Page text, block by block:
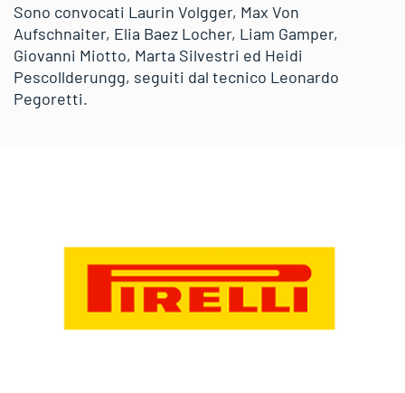
Sono convocati Laurin Volgger, Max Von
Aufschnaiter, Elia Baez Locher, Liam Gamper,
Giovanni Miotto, Marta Silvestri ed Heidi
Pescollderungg, seguiti dal tecnico Leonardo
Pegoretti.